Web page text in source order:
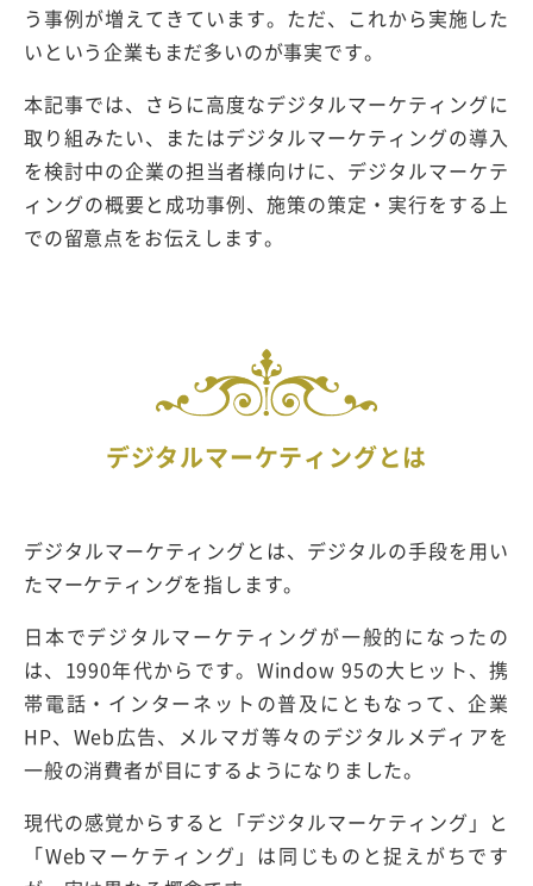
う事例が増えてきています。ただ、これから実施した
いという企業もまだ多いのが事実です。
本記事では、さらに高度なデジタルマーケティングに
取り組みたい、またはデジタルマーケティングの導入
を検討中の企業の担当者様向けに、デジタルマーケテ
ィングの概要と成功事例、施策の策定・実行をする上
での留意点をお伝えします。
デジタルマーケティングとは
デジタルマーケティングとは、デジタルの手段を用い
たマーケティングを指します。
日本でデジタルマーケティングが一般的になったの
は、1990年代からです。Window 95の大ヒット、携
帯電話・インターネットの普及にともなって、企業
HP、Web広告、メルマガ等々のデジタルメディアを
一般の消費者が目にするようになりました。
現代の感覚からすると「デジタルマーケティング」と
「Webマーケティング」は同じものと捉えがちです